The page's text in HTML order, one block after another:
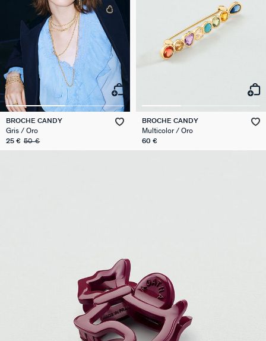
BROCHE CANDY
Gris / Oro
25 € 50 €
BROCHE CANDY
Multicolor / Oro
60 €